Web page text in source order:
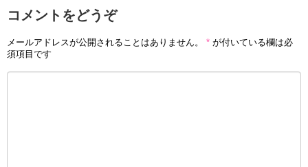
コメントをどうぞ
メールアドレスが公開されることはありません。 * が付いている欄は必
須項目です